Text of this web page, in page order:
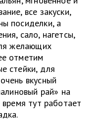
все закуски,
посиделки, а
сало, нагетсы,
желающих
отметим
стейки, для
вкусный
рай» на
тут работает